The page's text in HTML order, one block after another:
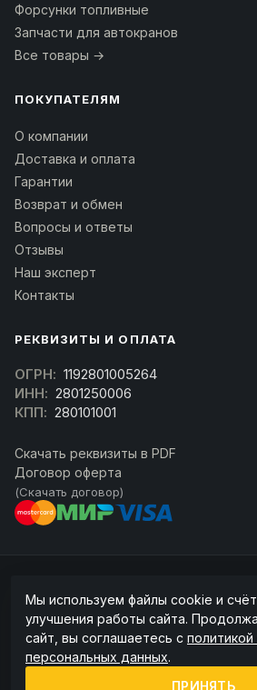
Форсунки топливные
Запчасти для автокранов
Все товары →
ПОКУПАТЕЛЯМ
О компании
Доставка и оплата
Гарантии
Возврат и обмен
Вопросы и ответы
Отзывы
Наш эксперт
Контакты
РЕКВИЗИТЫ И ОПЛАТА
ОГРН: 1192801005264
ИНН: 2801250006
КПП: 280101001
Скачать реквизиты в PDF
Договор оферта
(Скачать договор)
ссылка на источник
Информация на сайте не является публичной
Точную стоимость и наличие
Политика
Пользовательское
Мы используем файлы cookie и
улучшения работы сайта.
сайт, вы соглашаетесь с
персональных данных.
ПРИНЯТЬ